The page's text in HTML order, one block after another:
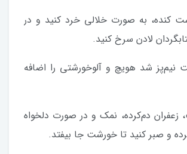
کنده، به صورت خلالی خرد کنید و در
لادن سرخ کنید.
نیم‌پز شد هویچ و آلوخورشتی را اضافه
زعفران دم‌کرده، نمک و در صورت دلخواه
و صبر کنید تا خورشت جا بیفتد.